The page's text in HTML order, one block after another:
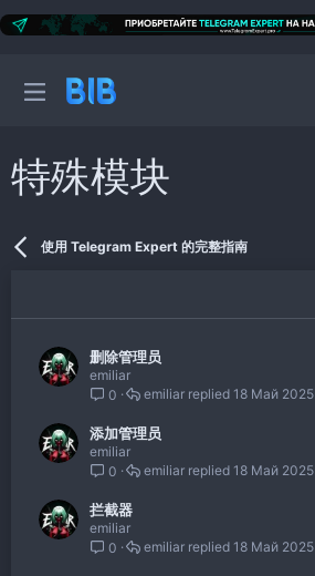
特殊模块
使用 Telegram Expert 的完整指南
删除管理员
emiliar
0
18 Май 2025
emiliar
添加管理员
emiliar
0
18 Май 2025
emiliar
拦截器
emiliar
0
18 Май 2025
emiliar